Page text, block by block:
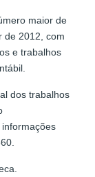
maior de
de 2012, com
e trabalhos
dos trabalhos